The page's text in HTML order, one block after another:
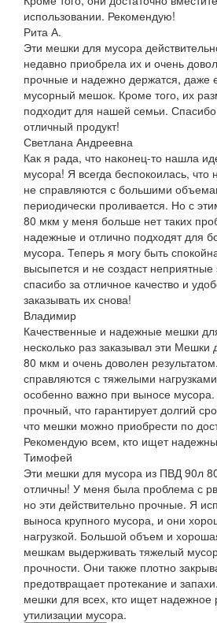
использовании. Рекомендую!
Рита А.
Эти мешки для мусора
недавно приобрела их и очень
прочные и надежно держатся, даже
мусорный мешок. Кроме того, их
подходит для нашей семьи. Спасибо
отличный продукт!
Светлана Андреевна
Как я рада, что наконец-то нашла
мусора! Я всегда беспокоилась,
не справляются с большими
периодически проливается. Но с
80 мкм у меня больше нет таких
надежные и отлично подходят для
мусора. Теперь я могу быть
высыпется и не создаст
спасибо за отличное качество и
заказывать их снова!
Владимир
Качественные и надежные мешки
несколько раз заказывал эти
80 мкм и очень доволен
справляются с тяжелыми
особенно важно при выносе
прочный, что гарантирует долгий
что мешки можно приобрести по
Рекомендую всем, кто ищет
Тимофей
Эти мешки для мусора из ПВД 90л
отличны! У меня была проблема с
но эти действительно прочные. Я
выноса крупного мусора, и они
нагрузкой. Большой объем и
мешкам выдерживать тяжелый
прочности. Они также плотно
предотвращает протекание и
мешки для всех, кто ищет
утилизации мусора.